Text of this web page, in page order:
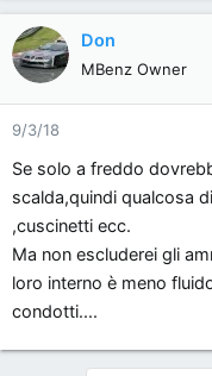
Don
MBenz Owner
9/3/18
Se solo a freddo
scalda,quindi qualcosa
,cuscinetti ecc.
Ma non escluderei gli
loro interno è meno
condotti....